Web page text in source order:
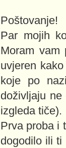
Poštovanje!
Par mojih
Moram vam
uvjeren
koje po
doživljaju
izgleda tiče).
Prva proba i
dogodilo ili